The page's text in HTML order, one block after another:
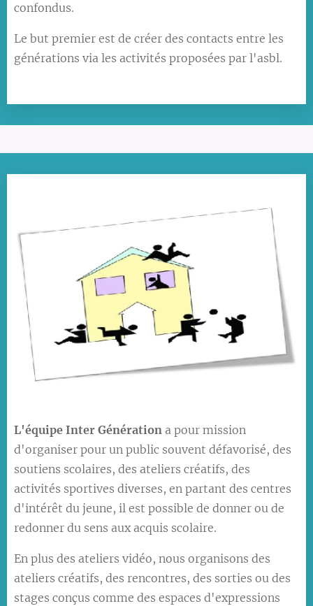
confondus.
Le but premier est de créer des contacts entre les
générations via les activités proposées par l'asbl.
L'équipe Inter Génération a pour mission
d'organiser pour un public souvent défavorisé, des
soutiens scolaires, des ateliers créatifs, des
activités sportives diverses, en partant des centres
d'intérêt du jeune, il est possible de donner ou de
redonner du sens aux acquis scolaire.
En plus des ateliers vidéo, nous organisons des
ateliers créatifs, des rencontres, des sorties ou des
stages conçus comme des espaces d'expressions